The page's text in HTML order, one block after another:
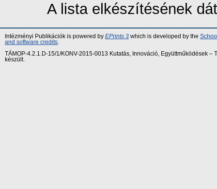
A lista elkészítésének
Intézményi Publikációk is powered by EPrints 3 which is developed by the
and software credits
TÁMOP-4.2.1.D-15/1/KONV-2015-0013 Kutatás, Innováció, Együttműködések
készült.